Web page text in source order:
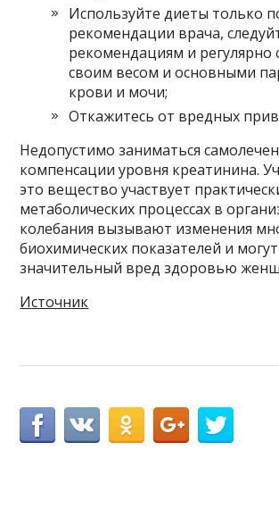
Используйте диеты только
рекомендации врача,
рекомендациям и регулярно
своим весом и основными
крови и мочи;
Откажитесь от вредных
Недопустимо заниматься
компенсации уровня креатинина.
это вещество участвует
метаболических процессах в
колебания вызывают изменения
биохимических показателей и
значительный вред здоровью
Источник